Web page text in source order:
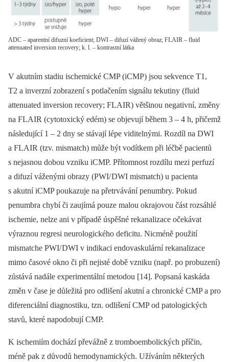
ADC – aparentní difuzní koeficient; DWI – difuzí vážený obraz; FLAIR – fluid
attenuated inversion recovery; k. l. – kontrastní látka
V akutním stadiu ischemické CMP (iCMP) jsou sekvence T1,
T2 a inverzní zobrazení s potlačením signálu tekutiny (fluid
attenuated inversion recovery; FLAIR) většinou negativní, změny
na FLAIR (cytotoxický edém) se objevují během 3 –⁠ 4 h, přičemž
následující 1 –⁠ 2 dny se stávají lépe viditelnými. Rozdíl na DWI
a FLAIR (tzv. mismatch) může být vodítkem při léčbě pa­cientů
s nejasnou dobou vzniku iCMP. Přítomnost rozdílu mezi perfuzí
a difuzí váženými obrazy (PWI/ DWI mis­match) u pa­cienta
s akutní iCMP poukazuje na přetrvávání penumbry. Pokud
penumbra chybí či zaujímá pouze malou okrajovou část rozsáhlé
ischemie, nelze ani v případě úspěšné rekanalizace očekávat
výraznou regresi neurologického deficitu. Nicméně použití
mismatche PWI/ DWI v indikaci endovaskulární rekanalizace
mimo časové okno či při nejisté době vzniku (např. po probuzení)
zůstává nadále experimentální metodou [14]. Popsaná kaskáda
změn v čase je důležitá pro odlišení akutní a chronické CMP a pro
diferenciální dia­gnostiku, tzn. odlišení CMP od patologických
stavů, které napodobují CMP.
K ischemiím dochází převážně z tromboembolických příčin,
méně pak z důvodů hemodynamických. Užíváním ně­kte­rých